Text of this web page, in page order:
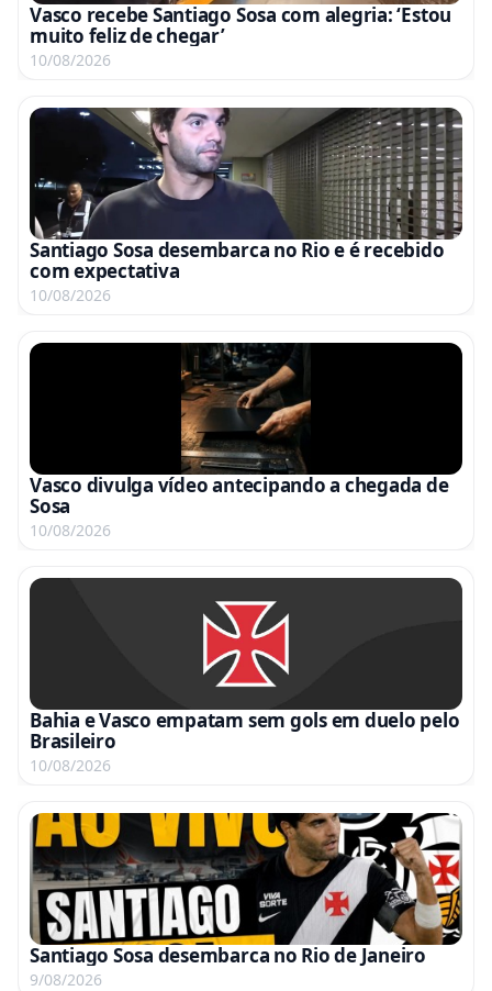
Vasco recebe Santiago Sosa com alegria: ‘Estou
muito feliz de chegar’
10/08/2026
Santiago Sosa desembarca no Rio e é recebido
com expectativa
10/08/2026
Vasco divulga vídeo antecipando a chegada de
Sosa
10/08/2026
Bahia e Vasco empatam sem gols em duelo pelo
Brasileiro
10/08/2026
Santiago Sosa desembarca no Rio de Janeiro
9/08/2026